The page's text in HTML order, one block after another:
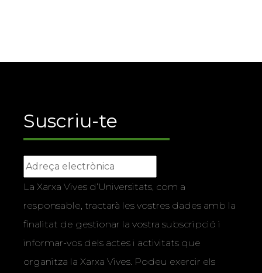
Suscriu-te
La Xarxa Vives d’Universitats, com a
responsable, tractarà les vostres dades amb la
finalitat de gestionar la vostra subscripció i
informar-vos dels actes i activitats que
organitza la Xarxa Vives. Podeu exercir els